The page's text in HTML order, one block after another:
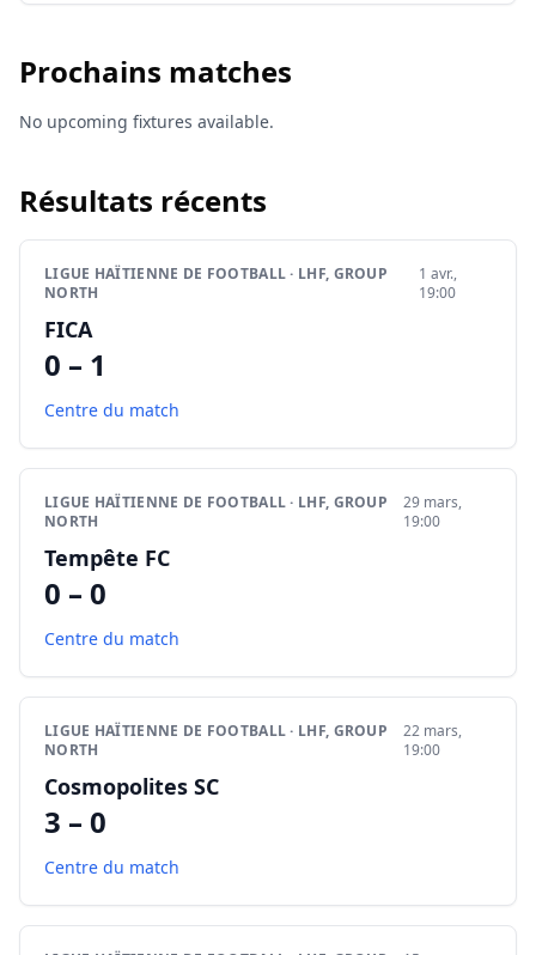
Prochains matches
No upcoming fixtures available.
Résultats récents
LIGUE HAÏTIENNE DE FOOTBALL · LHF, GROUP
NORTH
1 avr.,
19:00
FICA
0 – 1
Centre du match
LIGUE HAÏTIENNE DE FOOTBALL · LHF, GROUP
NORTH
29 mars,
19:00
Tempête FC
0 – 0
Centre du match
LIGUE HAÏTIENNE DE FOOTBALL · LHF, GROUP
NORTH
22 mars,
19:00
Cosmopolites SC
3 – 0
Centre du match